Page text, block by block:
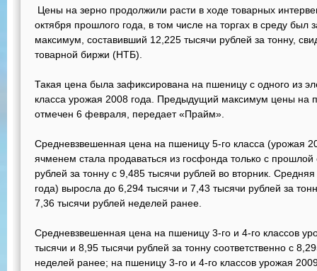
Цены на зерно продолжили расти в ходе товарных
октября прошлого года, в том числе на торгах в среду был
максимум, составивший 12,225 тысячи рублей за тонну,
товарной биржи (НТБ).
Такая цена была зафиксирована на пшеницу с одного из
класса урожая 2008 года. Предыдущий максимум цены на
отмечен 6 февраля, передает «Прайм».
Средневзвешенная цена на пшеницу 5-го класса (урожая
ячменем стала продаваться из госфонда только с
рублей за тонну с 9,485 тысячи рублей во вторник.
года) выросла до 6,294 тысячи и 7,43 тысячи рублей за
7,36 тысячи рублей неделей ранее.
Средневзвешенная цена на пшеницу 3-го и 4-го классов
тысячи и 8,95 тысячи рублей за тонну соответственно с
неделей ранее; на пшеницу 3-го и 4-го классов урожая